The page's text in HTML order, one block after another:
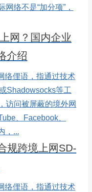
络不是“加分项”，
网？国内企业
介绍
络俚语，指通过技术
Shadowsocks等工
访问被屏蔽的境外网
、Facebook、
，...
规跨境上网SD-
络俚语，指通过技术